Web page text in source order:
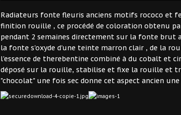
Radiateurs fonte fleuris anciens motifs rococo et
finition rouille , ce procédé de coloration obtenu
pendant 2 semaines directement sur la fonte brut
la fonte s'oxyde d'une teinte marron clair , de la
l'essence de therebentine combiné à du cobalt et
déposé sur la rouille, stabilise et fixe la rouille et
"chocolat" une fois sec donne cet aspect ancien